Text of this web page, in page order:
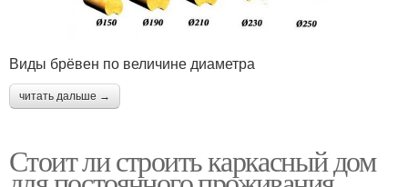
Виды брёвен по величине диаметра
читать дальше →
Стоит ли строить каркасный дом